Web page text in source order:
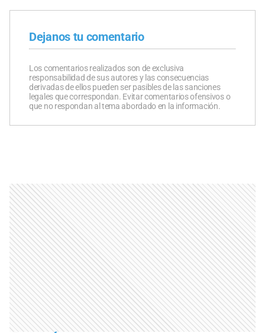
Dejanos tu comentario
Los comentarios realizados son de exclusiva
responsabilidad de sus autores y las consecuencias
derivadas de ellos pueden ser pasibles de las sanciones
legales que correspondan. Evitar comentarios ofensivos o
que no respondan al tema abordado en la información.